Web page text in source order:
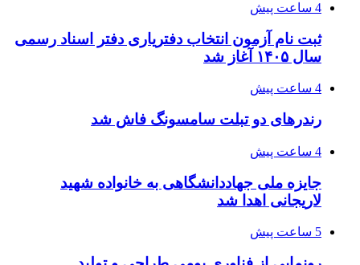
4 ساعت پیش
ثبت نام آزمون انتخاب دفتریاری دفتر اسناد رسمی
سال ۱۴۰۵ آغاز شد
4 ساعت پیش
رندرهای دو تبلت سامسونگ فاش شد
4 ساعت پیش
جایزه ملی جهاددانشگاهی به خانواده شهید
لاریجانی اهدا شد
5 ساعت پیش